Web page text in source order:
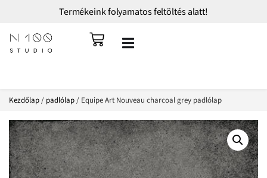
Termékeink folyamatos feltöltés alatt!
Kezdőlap/ padlólap/ Equipe Art Nouveau charcoal grey padlólap